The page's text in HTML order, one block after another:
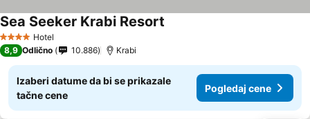
4 ZvezdiceHotel
Sea Seeker Krabi Resort
8,9 Odlično 10.886 Krabi
Izaberi datume da bi se prikazale
tačne cene
Pogledaj cene